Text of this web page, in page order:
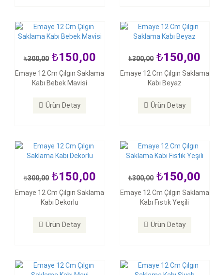
300,00 150,00
Emaye 12 Cm Çılgın Saklama
Kabı Bebek Mavisi
Ürün Detay
300,00 150,00
Emaye 12 Cm Çılgın Saklama
Kabı Beyaz
Ürün Detay
300,00 150,00
Emaye 12 Cm Çılgın Saklama
Kabı Dekorlu
Ürün Detay
300,00 150,00
300,00 150,00
Emaye 12 Cm Çılgın Saklama
Kabı Fıstık Yeşili
Ürün Detay
300,00 150,00
Emaye 12 Cm Çılgın Saklama
300,00 150,00 300,00 150,00
Emaye 12 Cm Çılgın Saklama